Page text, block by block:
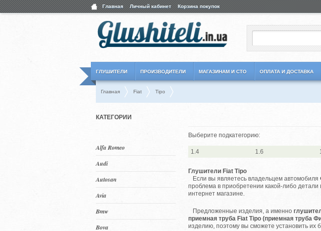
Главная Личный кабинет Корзина покупок
ГЛУШИТЕЛИ ПРОИЗВОДИТЕЛИ МАГАЗИНАМ И СТО ОПЛАТА И ДОСТАВКА
Главная Fiat Tipo
КАТЕГОРИИ
Alfa Romeo
Audi
Autosan
Avia
Bmw
Bova
Выберите подкатегорию:
1.4 1.6
Глушители Fiat Tipo
Если вы являетесь владельцем автомобиля
проблема в приобретении какой-либо
интернет магазине.
Предложенные изделия, а именно
приемная труба Fiat Tipo (приемная труба
изделию, поэтому вы сможете установить их